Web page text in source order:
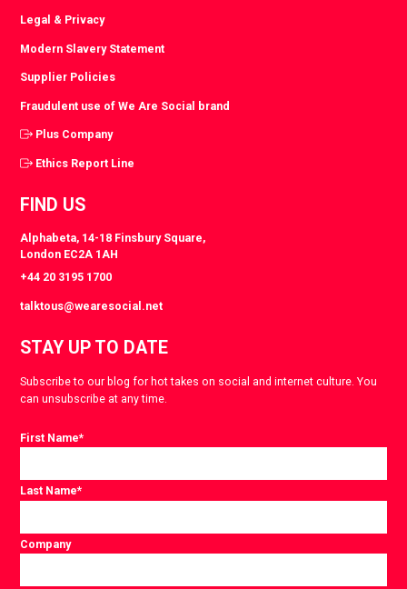
Legal & Privacy
Modern Slavery Statement
Supplier Policies
Fraudulent use of We Are Social brand
Plus Company
Ethics Report Line
FIND US
Alphabeta, 14-18 Finsbury Square,
London EC2A 1AH
+44 20 3195 1700
talktous@wearesocial.net
STAY UP TO DATE
Subscribe to our blog for hot takes on social and internet culture. You
can unsubscribe at any time.
First Name*
Last Name*
Company